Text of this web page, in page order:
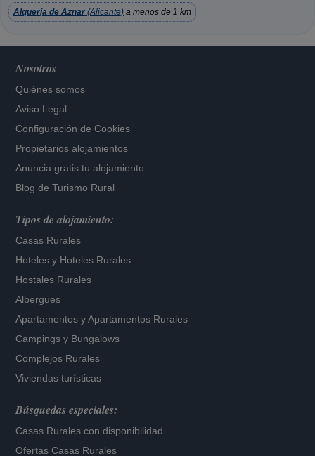
Alquerja de Aznar (Alicante) a menos de 1 km
Nosotros
Quiénes somos
Aviso Legal
Configuración de Cookies
Propietarios alojamientos
Anuncia gratis tu alojamiento
Blog de Turismo Rural
Tipos de alojamiento:
Casas Rurales
Hoteles y Hoteles Rurales
Hostales Rurales
Albergues
Apartamentos yApartamentos Rurales
Campings y Bungalows
Complejos Rurales
Viviendas turísticas
Búsquedas especiales:
Casas Rurales con disponibilidad
Ofertas Casas Rurales